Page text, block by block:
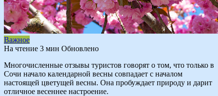
Важное
На чтение 3 мин Обновлено
Многочисленные отзывы туристов говорят о том, что только в
Сочи начало календарной весны совпадает с началом
настоящей цветущей весны. Она пробуждает природу и дарит
отличное весеннее настроение.